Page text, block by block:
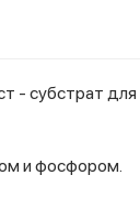
- субстрат
и фосфором.